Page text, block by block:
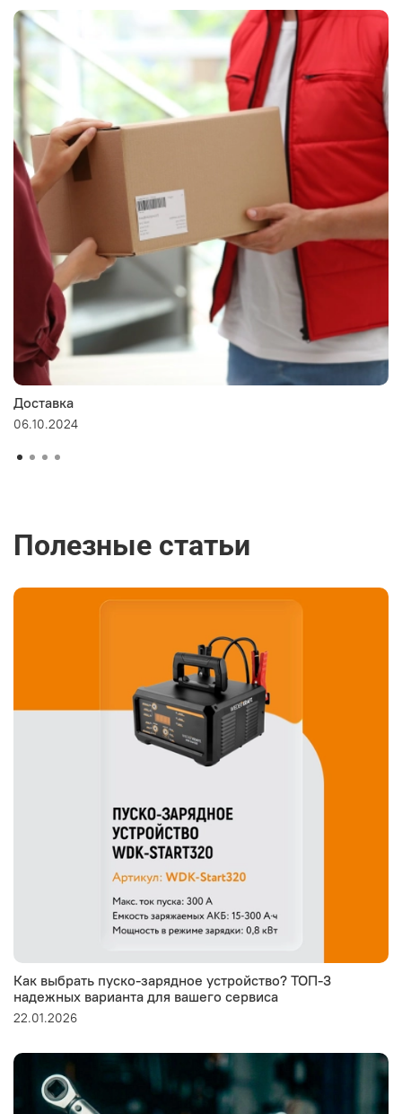
Доставка
06.10.2024
Полезные статьи
Как выбрать пуско-зарядное устройство? ТОП-3
надежных варианта для вашего сервиса
22.01.2026